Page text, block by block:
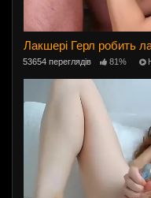
Лакшері Герл робить
53654 переглядів 81%